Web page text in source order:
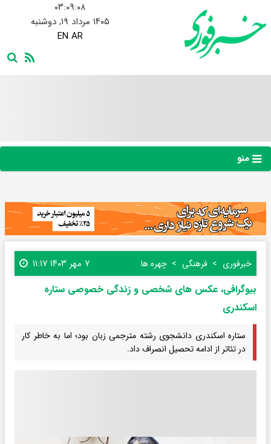
۰۳:۰۹:۰۹
۱۴۰۵ مرداد ۱۹, دوشنبه
EN AR
منو
خبرفوری فرهنگی چهره ها ۷ مهر ۱۴۰۳ ۱۱:۱۷
بیوگرافی، عکس های شخصی و زندگی خصوصی ستاره
اسکندری
ستاره اسکندری دانشجوی رشته مترجمی زبان بود؛ اما به خاطر کار
در تئاتر از ادامه تحصیل انصراف داد.